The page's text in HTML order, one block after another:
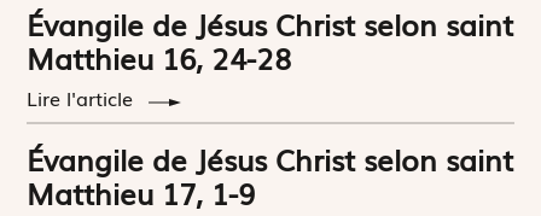
Évangile de Jésus Christ selon saint
Matthieu 16, 24-28
Lire l'article
Évangile de Jésus Christ selon saint
Matthieu 17, 1-9